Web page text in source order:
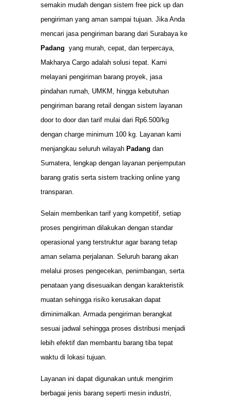
semakin mudah dengan sistem free pick up dan
pengiriman yang aman sampai tujuan. Jika Anda
mencari jasa pengiriman barang dari Surabaya ke
Padang yang murah, cepat, dan terpercaya,
Makharya Cargo adalah solusi tepat. Kami
melayani pengiriman barang proyek, jasa
pindahan rumah, UMKM, hingga kebutuhan
pengiriman barang retail dengan sistem layanan
door to door dan tarif mulai dari Rp6.500/kg
dengan charge minimum 100 kg. Layanan kami
menjangkau seluruh wilayah Padang dan
Sumatera, lengkap dengan layanan penjemputan
barang gratis serta sistem tracking online yang
transparan.
Selain memberikan tarif yang kompetitif, setiap
proses pengiriman dilakukan dengan standar
operasional yang terstruktur agar barang tetap
aman selama perjalanan. Seluruh barang akan
melalui proses pengecekan, penimbangan, serta
penataan yang disesuaikan dengan karakteristik
muatan sehingga risiko kerusakan dapat
diminimalkan. Armada pengiriman berangkat
sesuai jadwal sehingga proses distribusi menjadi
lebih efektif dan membantu barang tiba tepat
waktu di lokasi tujuan.
Layanan ini dapat digunakan untuk mengirim
berbagai jenis barang seperti mesin industri,